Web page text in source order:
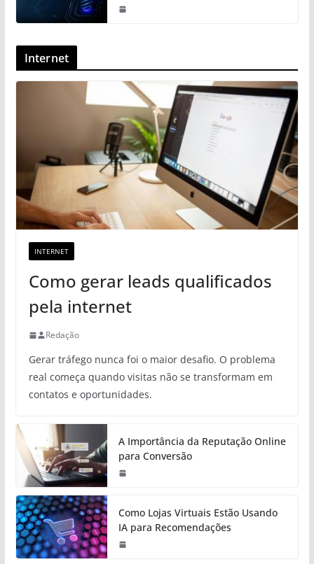
Internet
INTERNET
Como gerar leads qualificados
pela internet
Redação
Gerar tráfego nunca foi o maior desafio. O problema
real começa quando visitas não se transformam em
contatos e oportunidades.
A Importância da Reputação Online
para Conversão
Como Lojas Virtuais Estão Usando
IA para Recomendações